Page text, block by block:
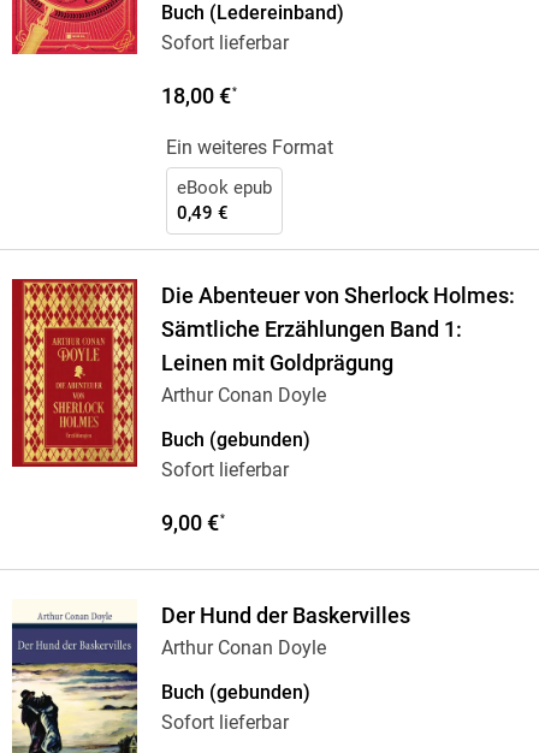
Buch (Ledereinband)
Sofort lieferbar
18,00 €*
Ein weiteres Format
eBook epub
0,49 €
Die Abenteuer von Sherlock Holmes:
Sämtliche Erzählungen Band 1:
Leinen mit Goldprägung
Arthur Conan Doyle
Buch (gebunden)
Sofort lieferbar
9,00 €*
Der Hund der Baskervilles
Arthur Conan Doyle
Buch (gebunden)
Sofort lieferbar